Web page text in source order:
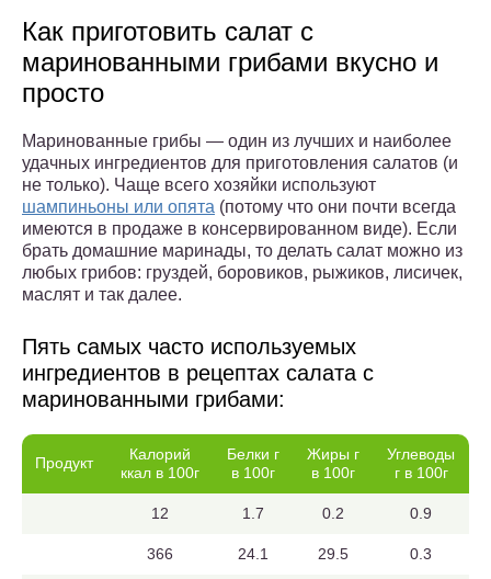
Как приготовить салат с
маринованными грибами вкусно и
просто
Маринованные грибы — один из лучших и наиболее
удачных ингредиентов для приготовления салатов (и
не только). Чаще всего хозяйки используют
шампиньоны или опята (потому что они почти всегда
имеются в продаже в консервированном виде). Если
брать домашние маринады, то делать салат можно из
любых грибов: груздей, боровиков, рыжиков, лисичек,
маслят и так далее.
Пять самых часто используемых
ингредиентов в рецептах салата с
маринованными грибами:
Продукт
Калорий
ккал в 100г
Белки г
в 100г
Жиры г
в 100г
Углеводы
г в 100г
12 1.7 0.2 0.9
366 24.1 29.5 0.3